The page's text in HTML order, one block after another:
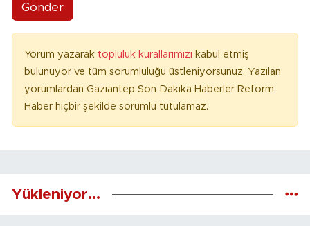
Gönder
Yorum yazarak topluluk kurallarımızı kabul etmiş
bulunuyor ve tüm sorumluluğu üstleniyorsunuz. Yazılan
yorumlardan Gaziantep Son Dakika Haberler Reform
Haber hiçbir şekilde sorumlu tutulamaz.
Yükleniyor...